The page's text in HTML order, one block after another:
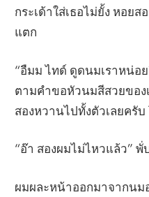
กระเด้าใส่เธอไม่ยั้ง หอย
แตก
“อืมม ไทด์ ดูดนมเราหน่อ
ตามคำขอหัวนมสีสวยของ
สองหวานไปทั้งตัวเลยครับ
“อ๊า สองผมไม่ไหวแล้ว” พั่
ผมผละหน้าออกมาจากนม